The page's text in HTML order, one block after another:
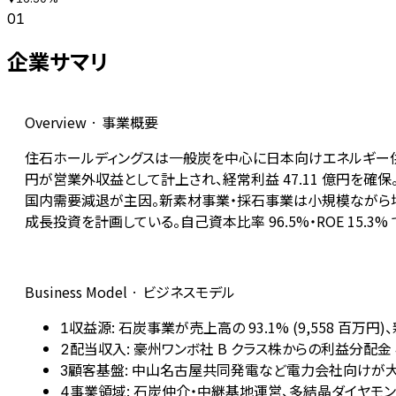
01
企業サマリ
Overview · 事業概要
住石ホールディングスは一般炭を中心に日本向けエネルギ
円が営業外収益として計上され、経常利益 47.11 億円を確
国内需要減退が主因。新素材事業・採石事業は小規模なが
成長投資を計画している。自己資本比率 96.5%・ROE 15.3%
Business Model · ビジネスモデル
1収益源: 石炭事業が売上高の 93.1% (9,558 百万円)
2配当収入: 豪州ワンボ社 B クラス株からの利益分配
3顧客基盤: 中山名古屋共同発電など電力会社向けが
4事業領域: 石炭仲介・中継基地運営、多結晶ダイヤモ